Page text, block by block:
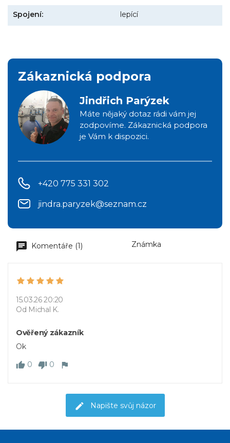
Spojení: lepící
Zákaznická podpora
Jindřich Parýzek
Máte nějaký dotaz rádi vám jej
zodpovíme. Zákaznická podpora
je Vám k dispozici.
+420 775 331 302
jindra.paryzek@seznam.cz
Komentáře (1) Známka
15.03.26 20:20
Od Michal K.
Ověřený zákazník
Ok
0
0
Napište svůj názor